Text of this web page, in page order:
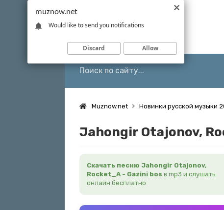
Muznow.net Новинки русской музыки
Jahongir Otajonov,
Скачать песню Jahongir Otajonov,
Rocket_A - Gazini bos в mp3 и слушать
онлайн бесплатно
muznow.net
Would like to send you notifications
Discard Allow